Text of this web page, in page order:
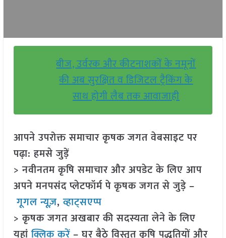
बीज, उर्वरक और कीटनाशकों के नमूनों
की अब सुरक्षित व डिजिटल ट्रैकिंग के
साथ होगी लैब तक आवाजाही
आपने उपरोक्त समाचार कृषक जगत वेबसाइट पर
पढ़ा: हमसे जुड़ें
> नवीनतम कृषि समाचार और अपडेट के लिए आप
अपने मनपसंद प्लेटफॉर्म पे कृषक जगत से जुड़े –
गूगल न्यूज़,व्हाट्सएप्प
> कृषक जगत अखबार की सदस्यता लेने के लिए